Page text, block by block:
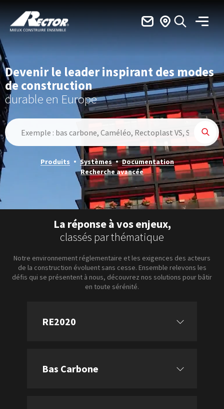
Rector Mieux construire ensemble
Menu
Devenir le leader inspirant des modes
de construction
durable en Europe
Produits Systèmes
Documentation
Recherche avancée
La réponse à vos enjeux,
classés par thématique
Notre environnement réglementaire et les exigences des acteurs
de la construction évoluent sans cesse. Ensemble relevons les
défis qui se présentent à nous, découvrez nos solutions pour bâtir
en toute sérénité.
RE2020
Bas Carbone